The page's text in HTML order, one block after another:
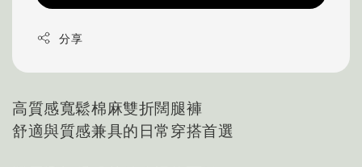
分享
高質感寬鬆棉麻雙折闊腿褲
舒適與質感兼具的日常穿搭首選